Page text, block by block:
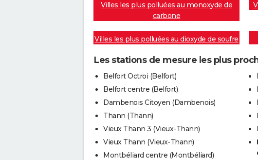
Villes les plus polluées au monoxyde de
carbone
Villes les plus polluées au dioxyde de soufre
Les stations de mesure les plus
Belfort Octroi (Belfort)
Belfort centre (Belfort)
Dambenois Citoyen (Dambenois)
Thann (Thann)
Vieux Thann 3 (Vieux-Thann)
Vieux Thann (Vieux-Thann)
Montbéliard centre (Montbéliard)